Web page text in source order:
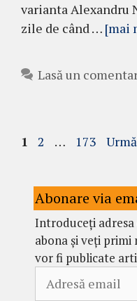
varianta Alexandru
zile de când … [mai
Lasă un
Pagina
1 Pagina
2 … Pagina
173
Abonare via
Introduceți
abona și veți
vor fi publicate
email